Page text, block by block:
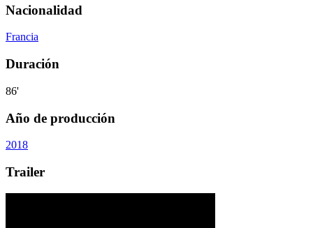
Nacionalidad
Francia
Duración
86'
Año de producción
2018
Trailer